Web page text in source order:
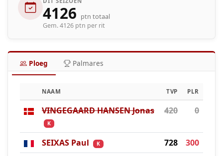
4126 ptn totaal
Gem. 4126 ptn per rit
Ploeg Palmares
NAAM TVP PLR
VINGEGAARD HANSEN Jonas
K
420 0
SEIXAS Paul K 728
300